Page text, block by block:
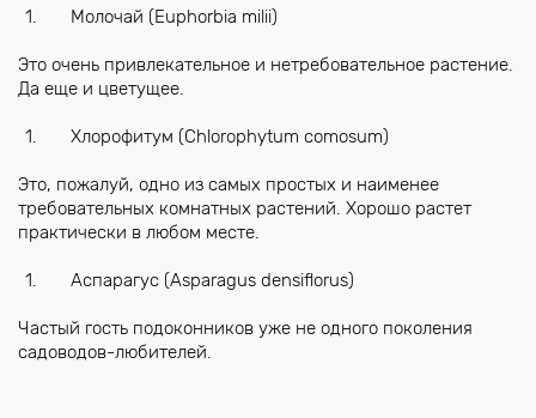
Молочай (Euphorbia milii)
Это очень привлекательное и нетребовательное растение.
Да еще и цветущее.
Хлорофитум (Chlorophytum comosum)
Это, пожалуй, одно из самых простых и наименее
требовательных комнатных растений. Хорошо растет
практически в любом месте.
Аспарагус (Asparagus densiflorus)
Частый гость подоконников уже не одного поколения
садоводов-любителей.